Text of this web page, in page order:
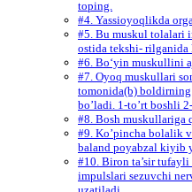
toping.
#4. Yassioyoqlikda
#5. Bu muskul tolalari
ostida tekshi-
#6. Bo‘yin muskullini
#7. Oyoq muskullari
tomonida(b)
bo’ladi. 1-to’rt boshli
#8. Bosh muskullariga
#9. Ko’pincha bolalik
baland poyabzal kiyib
#10. Biron ta’sir
impulslari sezuvchi